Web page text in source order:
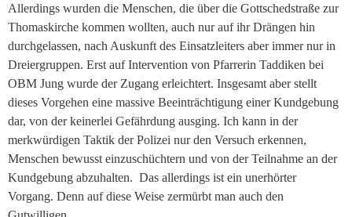
Allerdings wurden die Menschen, die über die Gottschedstraße zur
Thomaskirche kommen wollten, auch nur auf ihr Drängen hin
durchgelassen, nach Auskunft des Einsatzleiters aber immer nur in
Dreiergruppen. Erst auf Intervention von Pfarrerin Taddiken bei
OBM Jung wurde der Zugang erleichtert. Insgesamt aber stellt
dieses Vorgehen eine massive Beeinträchtigung einer Kundgebung
dar, von der keinerlei Gefährdung ausging. Ich kann in der
merkwürdigen Taktik der Polizei nur den Versuch erkennen,
Menschen bewusst einzuschüchtern und von der Teilnahme an der
Kundgebung abzuhalten. Das allerdings ist ein unerhörter
Vorgang. Denn auf diese Weise zermürbt man auch den